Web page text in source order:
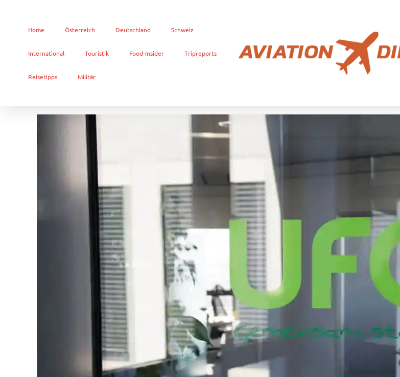
Home Österreich Deutschland Schweiz
International Touristik Food-Insider Tripreports
Reisetipps Militär